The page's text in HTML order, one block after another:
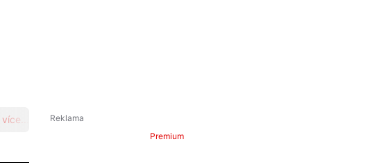
více... Čáp si spletl plastové gumičky s klubkem hadů. Uvízly mu v zobáku,
Premium